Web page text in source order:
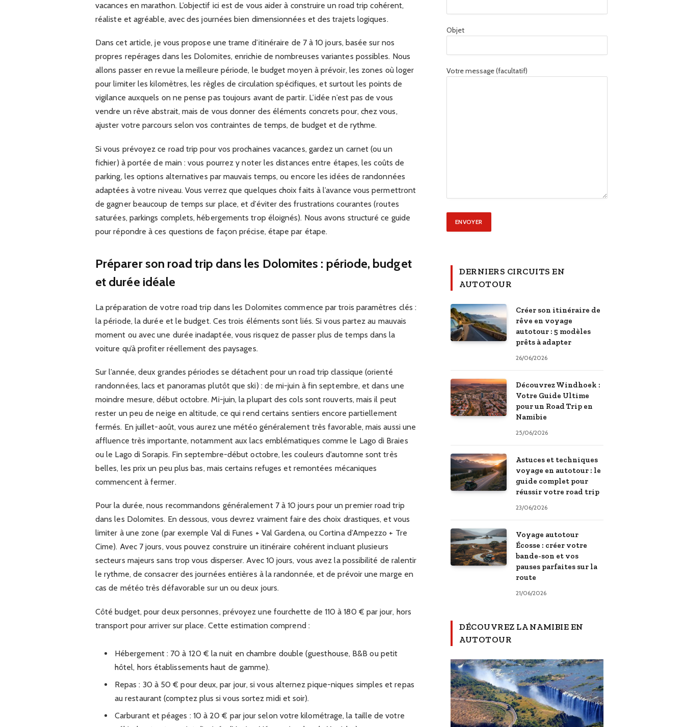
vacances en marathon. L’objectif ici est de vous aider à construire un road trip cohérent,
réaliste et agréable, avec des journées bien dimensionnées et des trajets logiques.
Dans cet article, je vous propose une trame d’itinéraire de 7 à 10 jours, basée sur nos
propres repérages dans les Dolomites, enrichie de nombreuses variantes possibles. Nous
allons passer en revue la meilleure période, le budget moyen à prévoir, les zones où loger
pour limiter les kilomètres, les règles de circulation spécifiques, et surtout les points de
vigilance auxquels on ne pense pas toujours avant de partir. L’idée n’est pas de vous
vendre un rêve abstrait, mais de vous donner des éléments concrets pour, chez vous,
ajuster votre parcours selon vos contraintes de temps, de budget et de rythme.
Si vous prévoyez ce road trip pour vos prochaines vacances, gardez un carnet (ou un
fichier) à portée de main : vous pourrez y noter les distances entre étapes, les coûts de
parking, les options alternatives par mauvais temps, ou encore les idées de randonnées
adaptées à votre niveau. Vous verrez que quelques choix faits à l’avance vous permettront
de gagner beaucoup de temps sur place, et d’éviter des frustrations courantes (routes
saturées, parkings complets, hébergements trop éloignés). Nous avons structuré ce guide
pour répondre à ces questions de façon précise, étape par étape.
Préparer son road trip dans les Dolomites : période, budget
et durée idéale
La préparation de votre road trip dans les Dolomites commence par trois paramètres clés :
la période, la durée et le budget. Ces trois éléments sont liés. Si vous partez au mauvais
moment ou avec une durée inadaptée, vous risquez de passer plus de temps dans la
voiture qu’à profiter réellement des paysages.
Sur l’année, deux grandes périodes se détachent pour un road trip classique (orienté
randonnées, lacs et panoramas plutôt que ski) : de mi-juin à fin septembre, et dans une
moindre mesure, début octobre. Mi-juin, la plupart des cols sont rouverts, mais il peut
rester un peu de neige en altitude, ce qui rend certains sentiers encore partiellement
fermés. En juillet-août, vous aurez une météo généralement très favorable, mais aussi une
affluence très importante, notamment aux lacs emblématiques comme le Lago di Braies
ou le Lago di Sorapis. Fin septembre-début octobre, les couleurs d’automne sont très
belles, les prix un peu plus bas, mais certains refuges et remontées mécaniques
commencent à fermer.
Pour la durée, nous recommandons généralement 7 à 10 jours pour un premier road trip
dans les Dolomites. En dessous, vous devrez vraiment faire des choix drastiques, et vous
limiter à une zone (par exemple Val di Funes + Val Gardena, ou Cortina d’Ampezzo + Tre
Cime). Avec 7 jours, vous pouvez construire un itinéraire cohérent incluant plusieurs
secteurs majeurs sans trop vous disperser. Avec 10 jours, vous avez la possibilité de ralentir
le rythme, de consacrer des journées entières à la randonnée, et de prévoir une marge en
cas de météo très défavorable sur un ou deux jours.
Côté budget, pour deux personnes, prévoyez une fourchette de 110 à 180 € par jour, hors
transport pour arriver sur place. Cette estimation comprend :
Hébergement : 70 à 120 € la nuit en chambre double (guesthouse, B&B ou petit
hôtel, hors établissements haut de gamme).
Repas : 30 à 50 € pour deux, par jour, si vous alternez pique-niques simples et repas
au restaurant (comptez plus si vous sortez midi et soir).
Carburant et péages : 10 à 20 € par jour selon votre kilométrage, la taille de votre
Objet
Votre message (facultatif)
DERNIERS CIRCUITS EN
AUTOTOUR
Créer son itinéraire de
rêve en voyage
autotour : 5 modèles
prêts à adapter
26/06/2026
Découvrez Windhoek :
Votre Guide Ultime
pour un Road Trip en
Namibie
25/06/2026
Astuces et techniques
voyage en autotour : le
guide complet pour
réussir votre road trip
23/06/2026
Voyage autotour
Écosse : créer votre
bande-son et vos
pauses parfaites sur la
route
21/06/2026
DÉCOUVREZ LA NAMIBIE EN
AUTOTOUR